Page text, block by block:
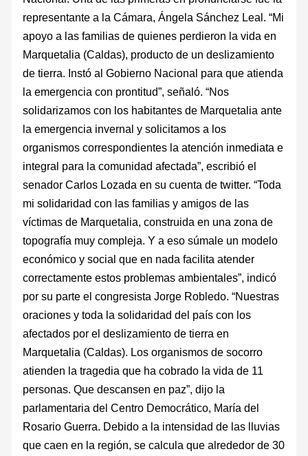
representante a la Cámara, Ángela Sánchez Leal. “Mi
apoyo a las familias de quienes perdieron la vida en
Marquetalia (Caldas), producto de un deslizamiento
de tierra. Instó al Gobierno Nacional para que atienda
la emergencia con prontitud”, señaló. “Nos
solidarizamos con los habitantes de Marquetalia ante
la emergencia invernal y solicitamos a los
organismos correspondientes la atención inmediata e
integral para la comunidad afectada”, escribió el
senador Carlos Lozada en su cuenta de twitter. “Toda
mi solidaridad con las familias y amigos de las
víctimas de Marquetalia, construida en una zona de
topografía muy compleja. Y a eso súmale un modelo
económico y social que en nada facilita atender
correctamente estos problemas ambientales”, indicó
por su parte el congresista Jorge Robledo. “Nuestras
oraciones y toda la solidaridad del país con los
afectados por el deslizamiento de tierra en
Marquetalia (Caldas). Los organismos de socorro
atienden la tragedia que ha cobrado la vida de 11
personas. Que descansen en paz”, dijo la
parlamentaria del Centro Democrático, María del
Rosario Guerra. Debido a la intensidad de las lluvias
que caen en la región, se calcula que alrededor de 30